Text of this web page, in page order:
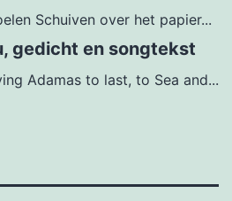
Schuiven over het papier...
gedicht en songtekst
Adamas to last, to Sea and...